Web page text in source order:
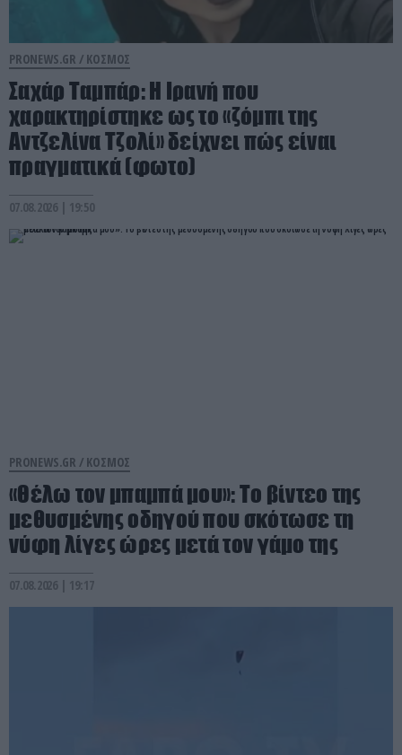
PRONEWS.GR / ΚΟΣΜΟΣ
Σαχάρ Ταμπάρ: Η Ιρανή που
χαρακτηρίστηκε ως το «ζόμπι της
Αντζελίνα Τζολί» δείχνει πώς είναι
πραγματικά (φωτο)
07.08.2026 | 19:50
PRONEWS.GR / ΚΟΣΜΟΣ
«Θέλω τον μπαμπά μου»: Το βίντεο της
μεθυσμένης οδηγού που σκότωσε τη
νύφη λίγες ώρες μετά τον γάμο της
07.08.2026 | 19:17